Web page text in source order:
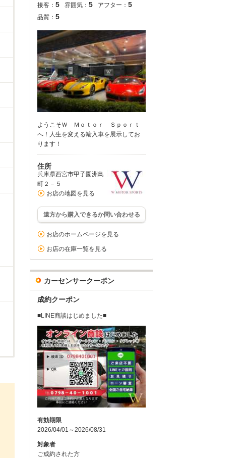
接客： 5 雰囲気： 5 アフター： 5
品質： 5
ようこそＷ Ｍｏｔｏｒ Ｓｐｏｒｔ
へ！人生を変える輸入車を展示してお
ります！
住所
兵庫県西宮市甲子園洲鳥
町２－５
お店の地図を見る
遠方から購入できるか問い合わせる
お店のホームページを見る
お店の在庫一覧を見る
カーセンサークーポン
成約クーポン
■LINE商談はじめました■
有効期限
2026/04/01～2026/08/31
対象者
ご成約された方